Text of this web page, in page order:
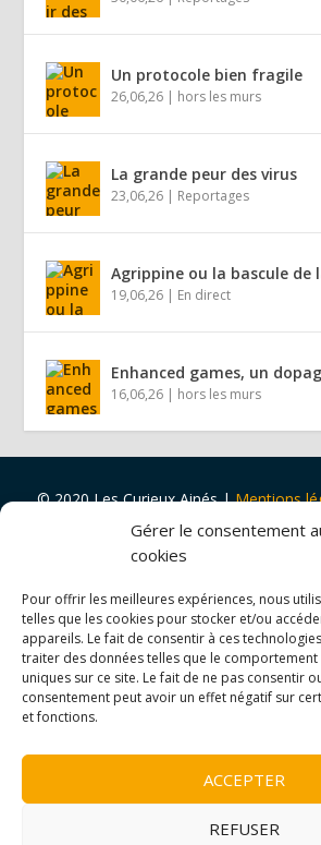
Gérer le consentement
cookies
Pour offrir les meilleures expériences, nous
telles que les cookies pour stocker et/ou
appareils. Le fait de consentir à ces
traiter des données telles que le comportement
uniques sur ce site. Le fait de ne pas consentir
consentement peut avoir un effet négatif sur
et fonctions.
ACCEPTER
REFUSER
Un protocole bien fragile
26,06,26 | hors les murs
La grande peur des virus
23,06,26 | Reportages
Agrippine ou la bascule de
19,06,26 | En direct
Enhanced games, un
16,06,26 | hors les murs
© 2020 Les Curieux Ainés |Mentions
cookies |Design parTapa
Projet porté par Vers Volant